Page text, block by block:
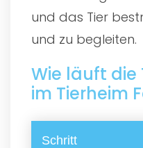
und das Tier
und zu begleiten.
Wie läuft
im Tierheim
Schritt